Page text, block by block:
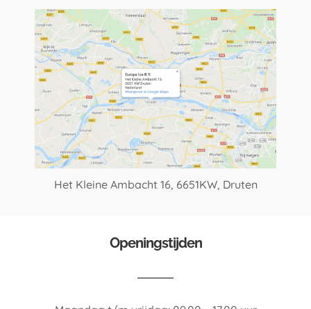
Het Kleine Ambacht 16, 6651KW, Druten
Openingstijden